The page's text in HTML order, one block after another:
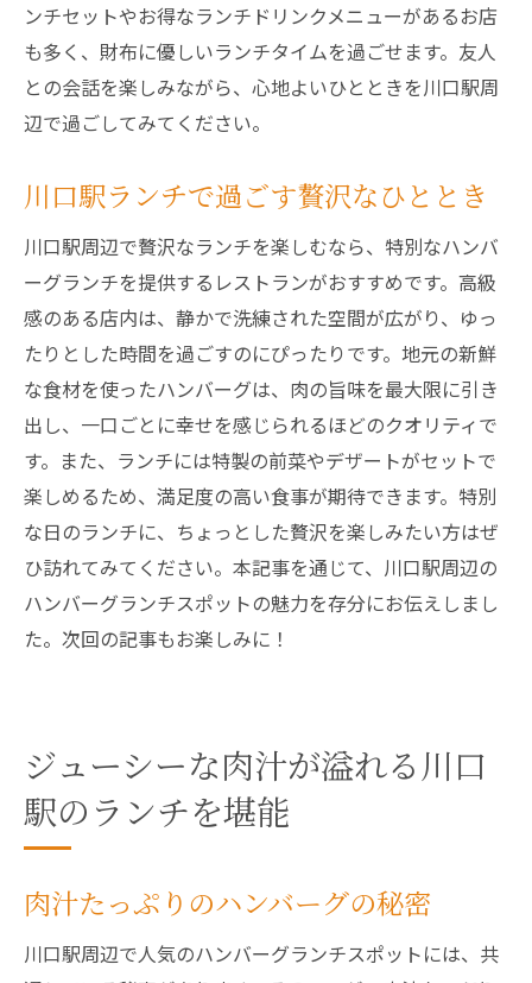
ンチセットやお得なランチドリンクメニューがあるお店
も多く、財布に優しいランチタイムを過ごせます。友人
との会話を楽しみながら、心地よいひとときを川口駅周
辺で過ごしてみてください。
川口駅ランチで過ごす贅沢なひととき
川口駅周辺で贅沢なランチを楽しむなら、特別なハンバ
ーグランチを提供するレストランがおすすめです。高級
感のある店内は、静かで洗練された空間が広がり、ゆっ
たりとした時間を過ごすのにぴったりです。地元の新鮮
な食材を使ったハンバーグは、肉の旨味を最大限に引き
出し、一口ごとに幸せを感じられるほどのクオリティで
す。また、ランチには特製の前菜やデザートがセットで
楽しめるため、満足度の高い食事が期待できます。特別
な日のランチに、ちょっとした贅沢を楽しみたい方はぜ
ひ訪れてみてください。本記事を通じて、川口駅周辺の
ハンバーグランチスポットの魅力を存分にお伝えしまし
た。次回の記事もお楽しみに！
ジューシーな肉汁が溢れる川口
駅のランチを堪能
肉汁たっぷりのハンバーグの秘密
川口駅周辺で人気のハンバーグランチスポットには、共